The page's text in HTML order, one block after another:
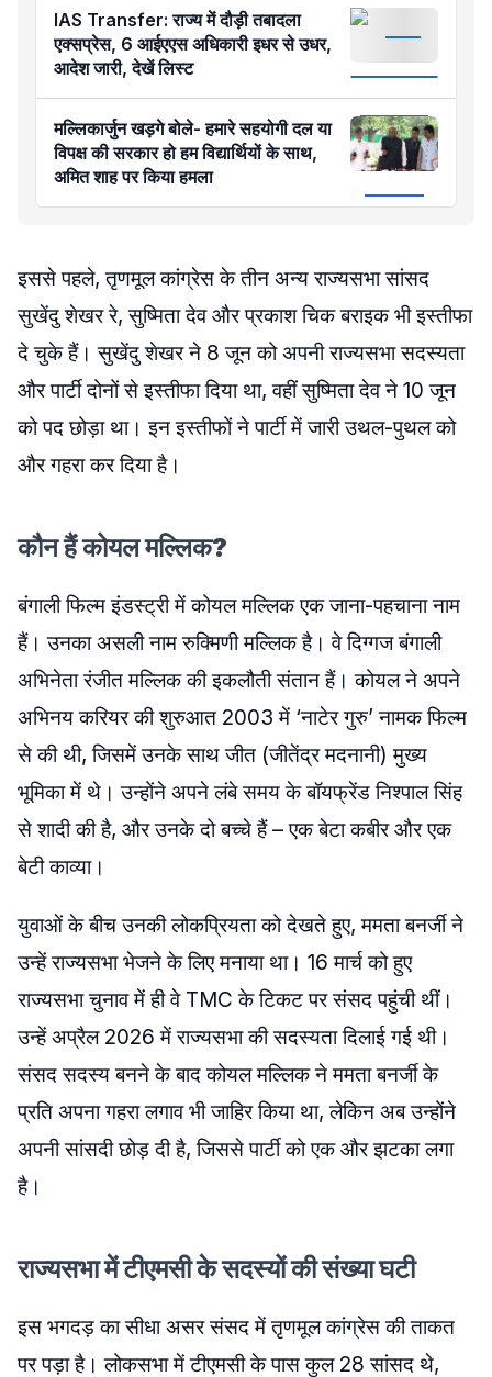
IAS Transfer: राज्य में दौड़ी तबादला
एक्सप्रेस, 6 आईएएस अधिकारी इधर से उधर,
आदेश जारी, देखें लिस्ट
मल्लिकार्जुन खड़गे बोले- हमारे सहयोगी दल या
विपक्ष की सरकार हो हम विद्यार्थियों के साथ,
अमित शाह पर किया हमला
इससे पहले, तृणमूल कांग्रेस के तीन अन्य राज्यसभा सांसद
सुखेंदु शेखर रे, सुष्मिता देव और प्रकाश चिक बराइक भी इस्तीफा
दे चुके हैं। सुखेंदु शेखर ने 8 जून को अपनी राज्यसभा सदस्यता
और पार्टी दोनों से इस्तीफा दिया था, वहीं सुष्मिता देव ने 10 जून
को पद छोड़ा था। इन इस्तीफों ने पार्टी में जारी उथल-पुथल को
और गहरा कर दिया है।
कौन हैं कोयल मल्लिक?
बंगाली फिल्म इंडस्ट्री में कोयल मल्लिक एक जाना-पहचाना नाम
हैं। उनका असली नाम रुक्मिणी मल्लिक है। वे दिग्गज बंगाली
अभिनेता रंजीत मल्लिक की इकलौती संतान हैं। कोयल ने अपने
अभिनय करियर की शुरुआत 2003 में ‘नाटेर गुरु’ नामक फिल्म
से की थी, जिसमें उनके साथ जीत (जीतेंद्र मदनानी) मुख्य
भूमिका में थे। उन्होंने अपने लंबे समय के बॉयफ्रेंड निश्पाल सिंह
से शादी की है, और उनके दो बच्चे हैं – एक बेटा कबीर और एक
बेटी काव्या।
युवाओं के बीच उनकी लोकप्रियता को देखते हुए, ममता बनर्जी ने
उन्हें राज्यसभा भेजने के लिए मनाया था। 16 मार्च को हुए
राज्यसभा चुनाव में ही वे TMC के टिकट पर संसद पहुंची थीं।
उन्हें अप्रैल 2026 में राज्यसभा की सदस्यता दिलाई गई थी।
संसद सदस्य बनने के बाद कोयल मल्लिक ने ममता बनर्जी के
प्रति अपना गहरा लगाव भी जाहिर किया था, लेकिन अब उन्होंने
अपनी सांसदी छोड़ दी है, जिससे पार्टी को एक और झटका लगा
है।
राज्यसभा में टीएमसी के सदस्यों की संख्या घटी
इस भगदड़ का सीधा असर संसद में तृणमूल कांग्रेस की ताकत
पर पड़ा है। लोकसभा में टीएमसी के पास कुल 28 सांसद थे,